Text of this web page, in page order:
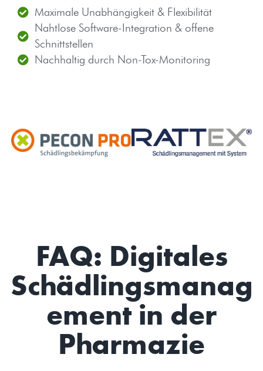
Maximale Unabhängigkeit & Flexibilität
Nahtlose Software-Integration & offene
Schnittstellen
Nachhaltig durch Non-Tox-Monitoring
FAQ: Digitales
Schädlingsmanag
ement in der
Pharmazie